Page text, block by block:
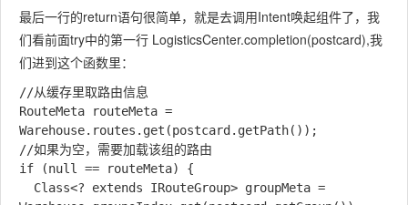
最后一行的return语句很简单，就是去调用Intent唤起组件了，我
们看前面try中的第一行 LogisticsCenter.completion(postcard),我
们进到这个函数里：
//从缓存里取路由信息
RouteMeta routeMeta =
Warehouse.routes.get(postcard.getPath());
//如果为空，需要加载该组的路由
if (null == routeMeta) {